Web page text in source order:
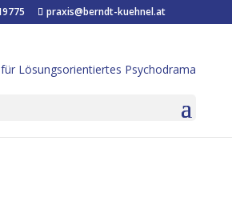
praxis@berndt-kuehnel.at